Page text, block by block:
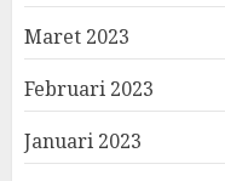
Maret 2023
Februari 2023
Januari 2023